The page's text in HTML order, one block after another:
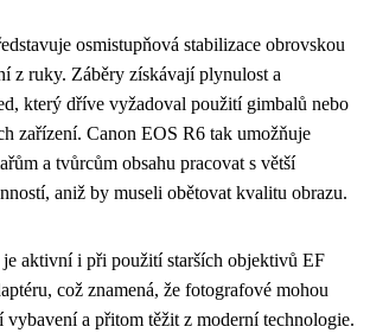
osmistupňová stabilizace obrovskou
z ruky. Záběry získávají plynulost a
který dříve vyžadoval použití gimbalů nebo
zařízení. Canon EOS R6 tak umožňuje
a tvůrcům obsahu pracovat s větší
aniž by museli obětovat kvalitu obrazu.
je aktivní i při použití starších objektivů EF
což znamená, že fotografové mohou
vybavení a přitom těžit z moderní technologie.